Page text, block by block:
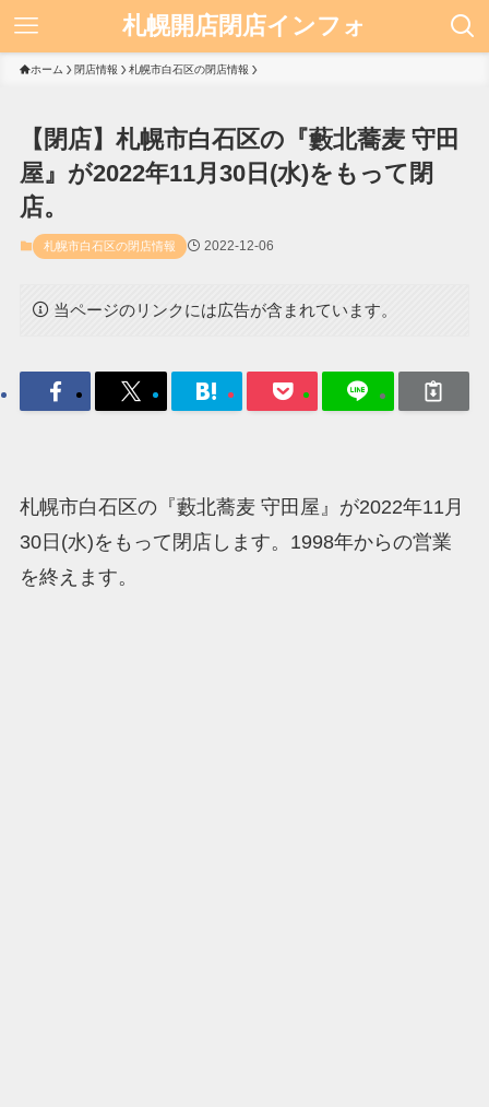
札幌開店閉店インフォ
ホーム 閉店情報 札幌市白石区の閉店情報
【閉店】札幌市白石区の『藪北蕎麦 守田
屋』が2022年11月30日(水)をもって閉
店。
札幌市白石区の閉店情報 2022-12-06
当ページのリンクには広告が含まれています。
札幌市白石区の『藪北蕎麦 守田屋』が2022年11月
30日(水)をもって閉店します。1998年からの営業
を終えます。